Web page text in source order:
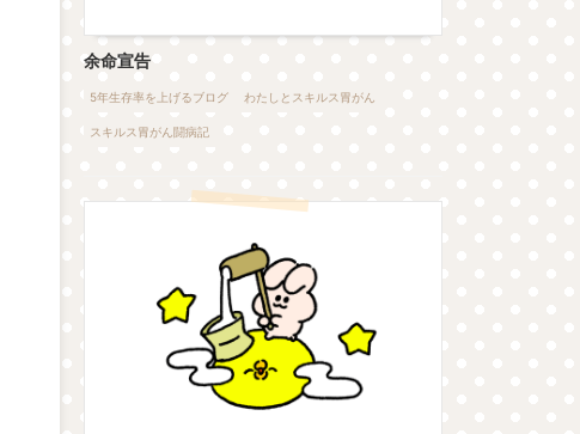
余命宣告
5年生存率を上げるブログ わたしとスキルス胃がん
スキルス胃がん闘病記